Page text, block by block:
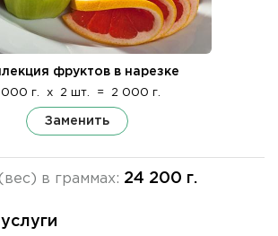
фруктов в нарезке
000 г. x 2 шт. = 2 000 г.
Заменить
в граммах: 24 200 г.